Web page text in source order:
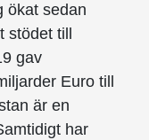
ökat sedan
till
gav
Euro till
är en
har